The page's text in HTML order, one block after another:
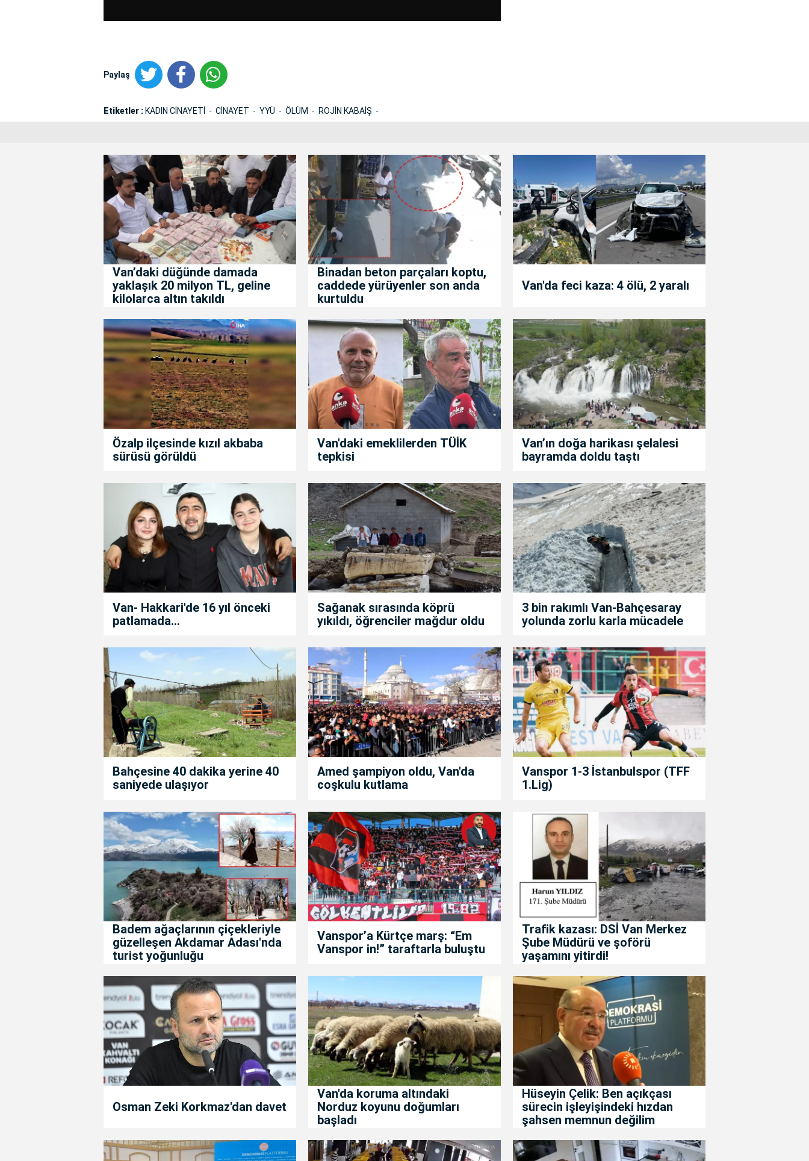
Paylaş
Etiketler : KADIN CİNAYETİ CİNAYET YYÜ ÖLÜM ROJİN KABAİŞ
Van’daki düğünde damada
yaklaşık 20 milyon TL, geline
kilolarca altın takıldı
Binadan beton parçaları koptu,
caddede yürüyenler son anda
kurtuldu
Van'da feci kaza: 4 ölü, 2 yaralı
Özalp ilçesinde kızıl akbaba
sürüsü görüldü
Van'daki emeklilerden TÜİK
tepkisi
Van’ın doğa harikası şelalesi
bayramda doldu taştı
Van- Hakkari'de 16 yıl önceki
patlamada...
Sağanak sırasında köprü
yıkıldı, öğrenciler mağdur oldu
3 bin rakımlı Van-Bahçesaray
yolunda zorlu karla mücadele
Bahçesine 40 dakika yerine 40
saniyede ulaşıyor
Amed şampiyon oldu, Van'da
coşkulu kutlama
Vanspor 1-3 İstanbulspor (TFF
1.Lig)
Badem ağaçlarının çiçekleriyle
güzelleşen Akdamar Adası'nda
turist yoğunluğu
Vanspor’a Kürtçe marş: “Em
Vanspor in!” taraftarla buluştu
Trafik kazası: DSİ Van Merkez
Şube Müdürü ve şoförü
yaşamını yitirdi!
Osman Zeki Korkmaz'dan davet
Van'da koruma altındaki
Norduz koyunu doğumları
başladı
Hüseyin Çelik: Ben açıkçası
sürecin işleyişindeki hızdan
şahsen memnun değilim